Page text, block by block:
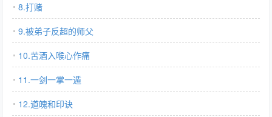
8.打赌
9.被弟子反超的师父
10.苦酒入喉心作痛
11.一剑一掌一遁
12.道魄和印诀